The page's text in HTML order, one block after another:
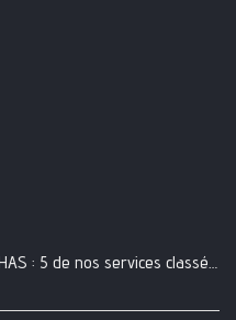
Evaluation HAS : 5 de nos services classés A